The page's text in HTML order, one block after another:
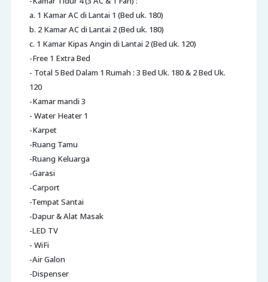
a. 1 Kamar AC di Lantai 1 (Bed uk. 180)
b. 2 Kamar AC di Lantai 2 (Bed uk. 180)
c. 1 Kamar Kipas Angin di Lantai 2 (Bed uk. 120)
-Free 1 Extra Bed
- Total 5 Bed Dalam 1 Rumah : 3 Bed Uk. 180 & 2 Bed Uk.
120
-Kamar mandi 3
- Water Heater 1
-Karpet
-Ruang Tamu
-Ruang Keluarga
-Garasi
-Carport
-Tempat Santai
-Dapur & Alat Masak
-LED TV
- WiFi
-Air Galon
-Dispenser